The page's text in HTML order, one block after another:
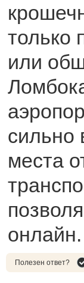
только
или
сильно
места
онлайн.
Полезен ответ?